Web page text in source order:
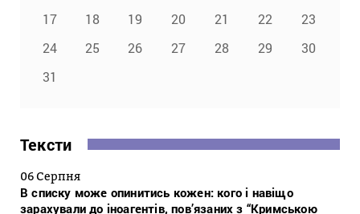
17
18 19 20 21 22
23
24
25 26 27 28 29
30
31
Тексти
06 Серпня
В списку може опинитись кожен: кого і навіщо
зарахували до іноагентів, пов’язаних з “Кримською